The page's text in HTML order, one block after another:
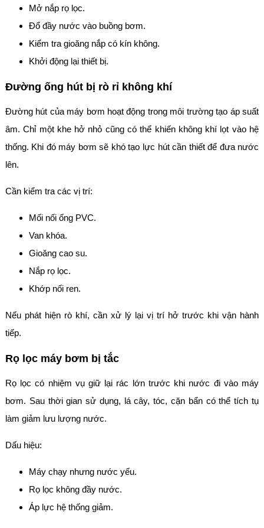
Mở nắp rọ lọc.
Đổ đầy nước vào buồng bơm.
Kiểm tra gioăng nắp có kín không.
Khởi động lại thiết bị.
Đường ống hút bị rò rỉ không khí
Đường hút của máy bơm hoạt động trong môi trường tạo áp suất
âm. Chỉ một khe hở nhỏ cũng có thể khiến không khí lọt vào hệ
thống. Khi đó máy bơm sẽ khó tạo lực hút cần thiết để đưa nước
lên.
Cần kiểm tra các vị trí:
Mối nối ống PVC.
Van khóa.
Gioăng cao su.
Nắp rọ lọc.
Khớp nối ren.
Nếu phát hiện rò khí, cần xử lý lại vị trí hở trước khi vận hành
tiếp.
Rọ lọc máy bơm bị tắc
Rọ lọc có nhiệm vụ giữ lại rác lớn trước khi nước đi vào máy
bơm. Sau thời gian sử dụng, lá cây, tóc, cặn bẩn có thể tích tụ
làm giảm lưu lượng nước.
Dấu hiệu:
Máy chạy nhưng nước yếu.
Rọ lọc không đầy nước.
Áp lực hệ thống giảm.